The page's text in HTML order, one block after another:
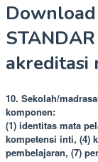
akreditasi
10. Sekolah/
komponen:
(1) identitas mata
kompetensi inti, (4)
pembelajaran, (7)